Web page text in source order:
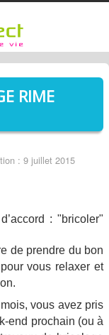
RIME
: 9 juillet 2015
: "bricoler"
de prendre du bon
vous relaxer et
vous avez pris
end prochain (ou à